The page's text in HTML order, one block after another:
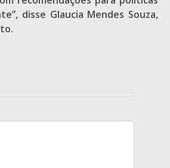
disse Glaucia Mendes Souza,